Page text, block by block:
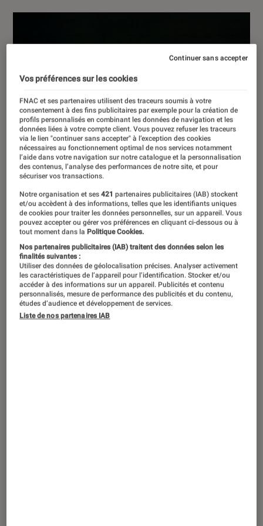
Séance de rattrapage : nos pépites du
mois de septembre
ARTICLE
Pop Culture • 28 sep. 2024
Vos préférences sur les cookies
FNAC et ses partenaires utilisent des traceurs soumis à votre
consentement à des fins publicitaires par exemple pour la création de
profils personnalisés en combinant les données de navigation et les
données liées à votre compte client. Vous pouvez refuser les traceurs
via le lien "continuer sans accepter" à l’exception des cookies
nécessaires au fonctionnement optimal de nos services notamment
l’aide dans votre navigation sur notre catalogue et la personnalisation
des contenus, l’analyse des performances de notre site, et pour
sécuriser vos transactions.
Notre organisation et ses421 partenaires publicitaires (IAB) stockent
et/ou accèdent à des informations, telles que les identifiants uniques
de cookies pour traiter les données personnelles, sur un appareil. Vous
pouvez accepter ou gérer vos préférences en cliquant ci-dessous ou à
tout moment dans la Politique Cookies.
Nos partenaires publicitaires (IAB) traitent des données selon les
finalités suivantes :
Utiliser des données de géolocalisation précises. Analyser activement
les caractéristiques de l’appareil pour l’identification. Stocker et/ou
accéder à des informations sur un appareil. Publicités et contenu
personnalisés, mesure de performance des publicités et du contenu,
études d’audience et développement de services.
Liste de nos partenaires IAB
Continuer sans accepter